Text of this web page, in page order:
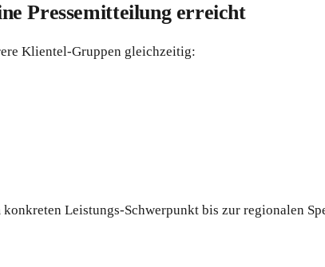
Pressemitteilung erreicht
Klientel-Gruppen gleichzeitig:
Leistungs-Schwerpunkt bis zur regionalen